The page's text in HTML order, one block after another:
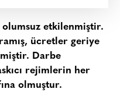
olumsuz etkilenmiştir.
ücretler geriye
Darbe
rejimlerin her
olmuştur.